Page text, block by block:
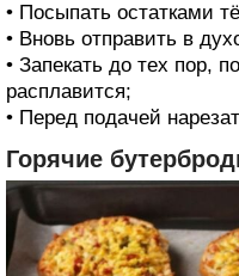
• Посыпать остатками
• Вновь отправить в
• Запекать до тех пор,
расплавится;
• Перед подачей
Горячие